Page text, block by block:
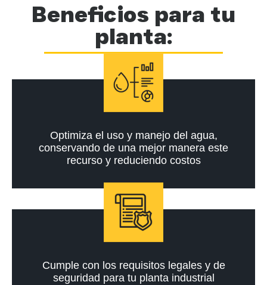
Beneficios para tu
planta:
Optimiza el uso y manejo del agua,
conservando de una mejor manera este
recurso y reduciendo costos
Cumple con los requisitos legales y de
seguridad para tu planta industrial